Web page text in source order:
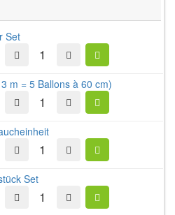
Set
m = 5 Ballons à 60 cm)
Set